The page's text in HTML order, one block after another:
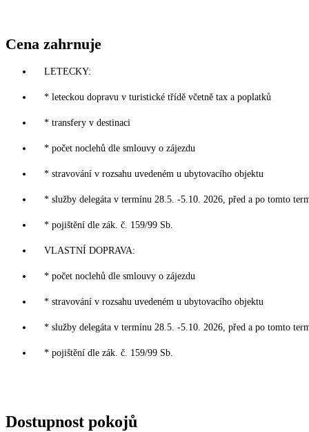
Cena zahrnuje
LETECKY:
* leteckou dopravu v turistické třídě včetně tax a poplatků
* transfery v destinaci
* počet noclehů dle smlouvy o zájezdu
* stravování v rozsahu uvedeném u ubytovacího objektu
* služby delegáta v termínu 28.5. -5.10. 2026, před a po tomto
* pojištění dle zák. č. 159/99 Sb.
VLASTNÍ DOPRAVA:
* počet noclehů dle smlouvy o zájezdu
* stravování v rozsahu uvedeném u ubytovacího objektu
* služby delegáta v termínu 28.5. -5.10. 2026, před a po tomto
* pojištění dle zák. č. 159/99 Sb.
Dostupnost pokojů